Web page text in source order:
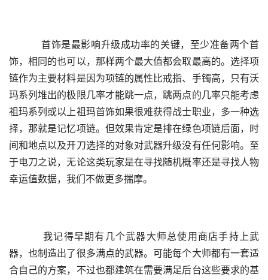
首饰是最影响升级成功率的关键，至少准备两个首
饰，相同的也可以，那样两个最大值都会取最高的。选择项
链作为主要材料是因为项链的属性比戒指、手镯高，只有沃
玛系列堆出的极限几率才能跳一点，跳两点的几率只能考虑
祖玛系列或以上祖玛首饰如果很难获得战士职业，多一种选
择，那就是记忆项链。但效果肯定是排在绿色项链后面，时
间和地点以及开刀选择的对象对武器升级没有任何影响。至
于电刀之说，无论这类玩家是在寻找随机概率还是寻找人物
幸运值数据，我们不做更多揣摩。
我记得早期有几个武器大师总使用商店手持上武
器，也制造出了很多满点的武器。可能每个大师都有一套适
合自己的方案，不过也都建筑在需要满足后台这些要求的基